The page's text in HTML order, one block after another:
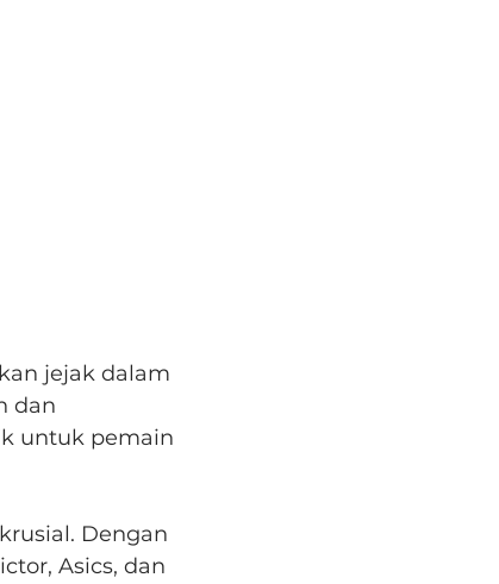
jejak dalam
dan
untuk pemain
Dengan
Asics, dan